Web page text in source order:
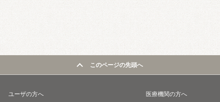
このページの先頭へ
ユーザの方へ 医療機関の方へ